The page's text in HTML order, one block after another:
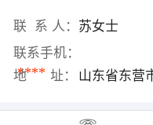
联 系 人： 苏女士
联系手机：
****
地 址： 山东省东营